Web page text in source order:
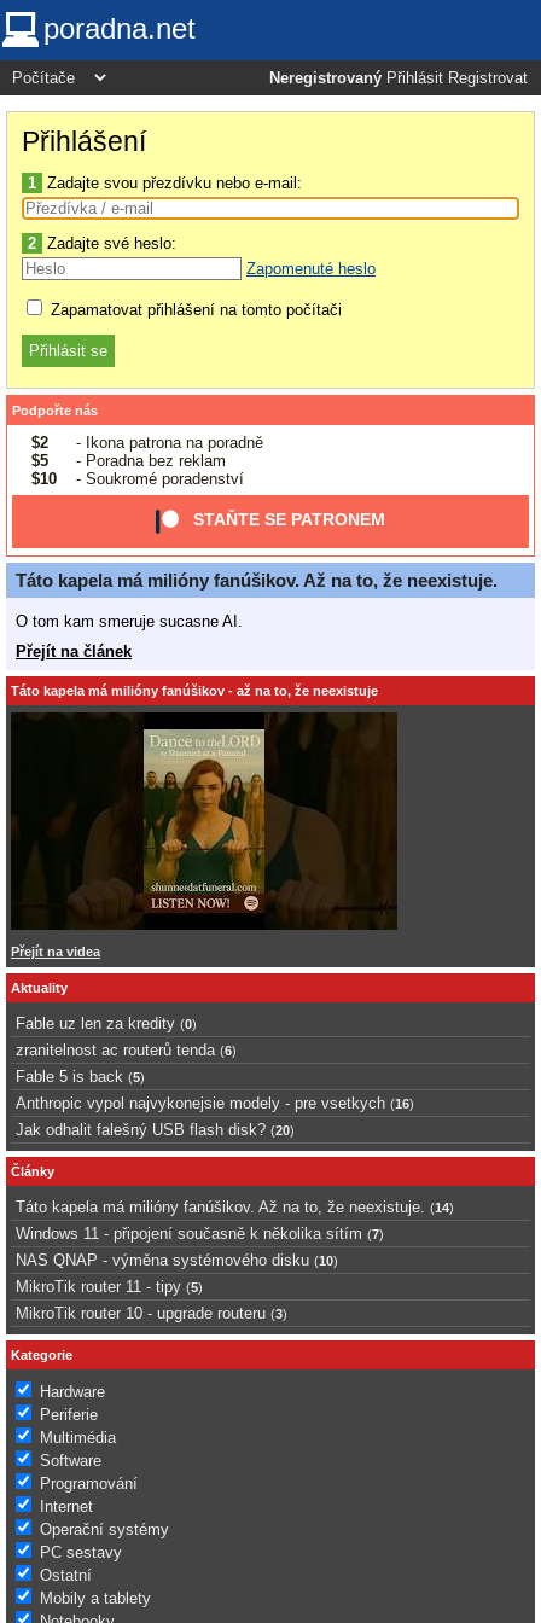
poradna.net
Neregistrovaný Přihlásit Registrovat
Přihlášení
1 Zadajte svou přezdívku nebo e-mail:
2 Zadajte své heslo:
Zapomenuté heslo
Zapamatovat přihlášení na tomto počítači
Podpořte nás
$2
- Ikona patrona na poradně
$5
- Poradna bez reklam
$10
- Soukromé poradenství
STAŇTE SE PATRONEM
Táto kapela má milióny fanúšikov. Až na to, že neexistuje.
O tom kam smeruje sucasne AI.
Přejít na článek
Táto kapela má milióny fanúšikov - až na to, že neexistuje
Přejít na videa
Aktuality
Fable uz len za kredity (0)
zranitelnost ac routerů tenda (6)
Fable 5 is back (5)
Anthropic vypol najvykonejsie modely - pre vsetkych (16)
Jak odhalit falešný USB flash disk? (20)
Články
Táto kapela má milióny fanúšikov. Až na to, že neexistuje. (14)
Windows 11 - připojení současně k několika sítím (7)
NAS QNAP - výměna systémového disku (10)
MikroTik router 11 - tipy (5)
MikroTik router 10 - upgrade routeru (3)
Kategorie
Hardware
Periferie
Multimédia
Software
Programování
Internet
Operační systémy
PC sestavy
Ostatní
Mobily a tablety